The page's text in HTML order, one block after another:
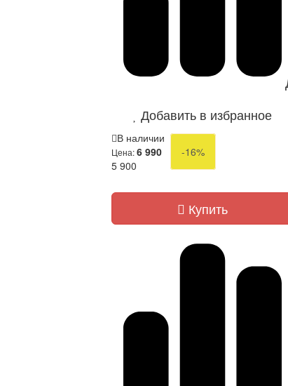
Добавить в избранное
В наличии
Цена:6 990
-16%
5 900
Купить